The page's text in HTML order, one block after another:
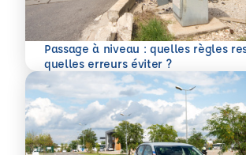
Passage à niveau : quelles règles
quelles erreurs éviter ?
En savoir plus